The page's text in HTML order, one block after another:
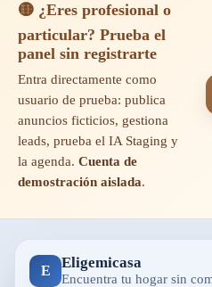
🟡 ¿Eres profesional o
particular? Prueba el
panel sin registrarte
Entra directamente como
usuario de prueba: publica
anuncios ficticios, gestiona
leads, prueba el IA Staging y
la agenda. Cuenta de
demostración aislada.
E Eligemicasa
Encuentra tu hogar sin